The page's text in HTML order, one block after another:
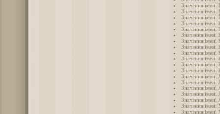
Значення імені
Значення імені
Значення імені
Значення імені
Значення імені
Значення імені
Значення імені
Значення імені
Значення імені
Значення імені
Значення імені
Значення імені
Значення імені
Значення імені
Значення імені
Значення імені
Значення імені
Значення імені
Значення імені